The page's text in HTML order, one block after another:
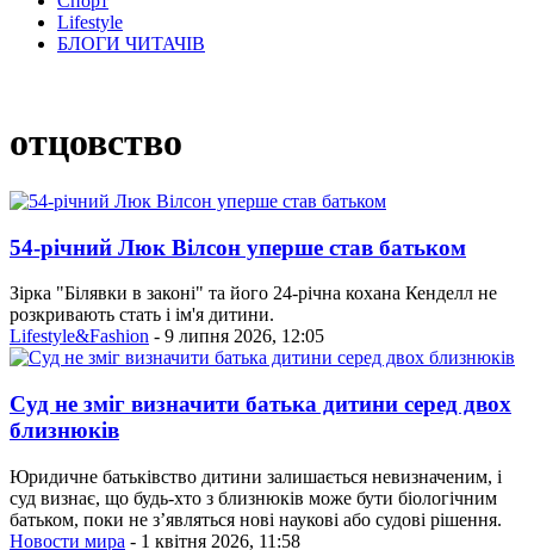
Lifestyle
БЛОГИ ЧИТАЧІВ
отцовство
54-річний Люк Вілсон уперше став батьком
Зірка "Білявки в законі" та його 24-річна кохана Кенделл не
розкривають стать і ім'я дитини.
Lifestyle&Fashion - 9 липня 2026, 12:05
Суд не зміг визначити батька дитини серед двох
близнюків
Юридичне батьківство дитини залишається невизначеним, і
суд визнає, що будь-хто з близнюків може бути біологічним
батьком, поки не з’являться нові наукові або судові рішення.
Новости мира - 1 квітня 2026, 11:58